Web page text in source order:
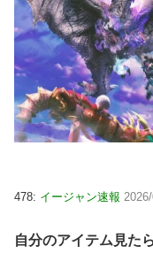
478: イージャン速報
自分のアイテム見た